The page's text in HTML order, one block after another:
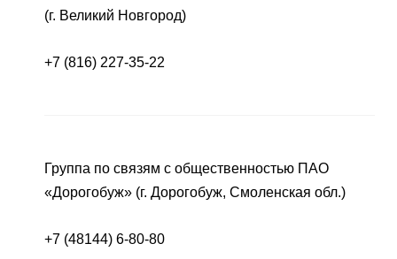
(г. Великий Новгород)
+7 (816) 227-35-22
Группа по связям с общественностью ПАО
«Дорогобуж» (г. Дорогобуж, Смоленская обл.)
+7 (48144) 6-80-80